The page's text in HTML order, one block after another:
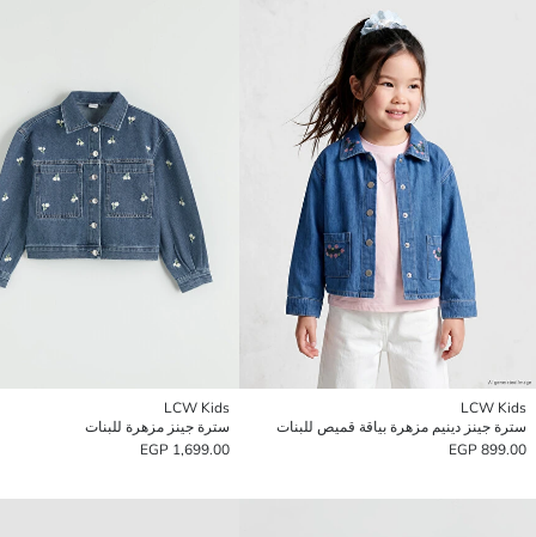
LCW Kids
سترة جينز دينيم مزهرة بياقة قميص للبنات
899.00 EGP
LCW Kids
سترة جينز مزهرة للبنات
1,699.00 EGP